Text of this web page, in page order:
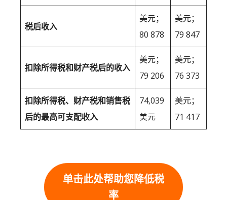
税后收入
美元；
80 878
美元；
79 847
扣除所得税和财产税后的收入
美元；
79 206
美元；
76 373
扣除所得税、财产税和销售税
后的最高可支配收入
74,039
美元
美元；
71 417
单击此处帮助您降低税
率